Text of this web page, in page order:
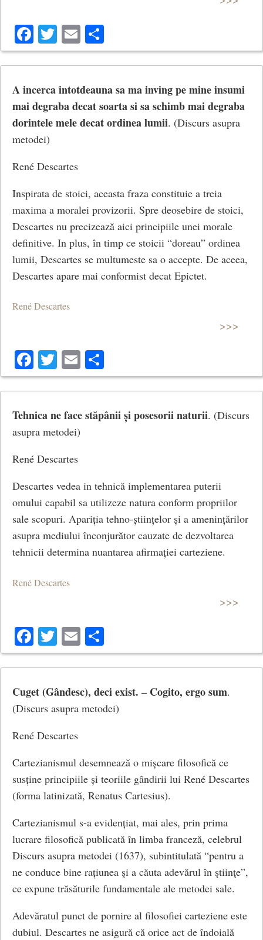
Facebook
Twitter
Email
A incerca intotdeauna sa ma inving pe mine insumi
mai degraba decat soarta si sa schimb mai degraba
dorintele mele decat ordinea lumii. (Discurs asupra
metodei)
René Descartes
Inspirata de stoici, aceasta fraza constituie a treia
maxima a moralei provizorii. Spre deosebire de stoici,
Descartes nu precizează aici principiile unei morale
definitive. In plus, în timp ce stoicii “doreau” ordinea
lumii, Descartes se multumeste sa o accepte. De aceea,
Descartes apare mai conformist decat Epictet.
René Descartes
>>>
Facebook
Twitter
Email
Tehnica ne face stăpânii și posesorii naturii. (Discurs
asupra metodei)
René Descartes
Descartes vedea in tehnică implementarea puterii
omului capabil sa utilizeze natura conform propriilor
sale scopuri. Apariția tehno-științelor și a amenințărilor
asupra mediului înconjurător cauzate de dezvoltarea
tehnicii determina nuantarea afirmației carteziene.
René Descartes
>>>
Facebook
Twitter
Email
Cuget (Gândesc), deci exist. – Cogito, ergo sum.
(Discurs asupra metodei)
René Descartes
Cartezianismul desemnează o mișcare filosofică ce
susține principiile și teoriile gândirii lui René Descartes
(forma latinizată, Renatus Cartesius).
Cartezianismul s-a evidențiat, mai ales, prin prima
lucrare filosofică publicată în limba franceză, celebrul
Discurs asupra metodei (1637), subintitulată “pentru a
ne conduce bine rațiunea şi a căuta adevărul în ştiinţe”,
ce expune trăsăturile fundamentale ale metodei sale.
Adevăratul punct de pornire al filosofiei carteziene este
dubiul. Descartes ne asigură că orice act de îndoială